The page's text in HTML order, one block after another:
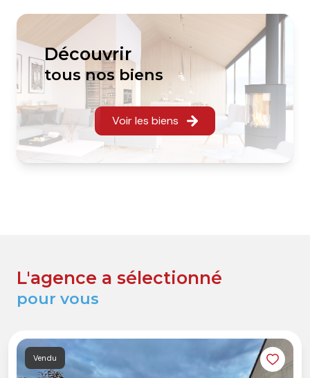
découvrir
tous nos biens
Voir les biens
L'agence a sélectionné
pour vous
Vendu